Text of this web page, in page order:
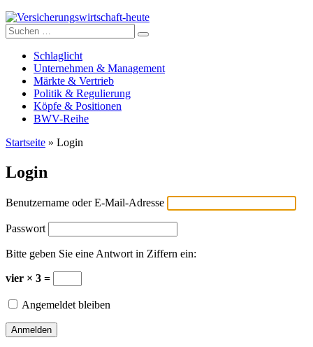
Versicherungswirtschaft-heute
Suche
nach:
Schlaglicht
Unternehmen & Management
Märkte & Vertrieb
Politik & Regulierung
Köpfe & Positionen
BWV-Reihe
Startseite » Login
Login
Benutzername oder E-Mail-Adresse
Passwort
Bitte geben Sie eine Antwort in Ziffern ein:
vier × 3 =
Angemeldet bleiben